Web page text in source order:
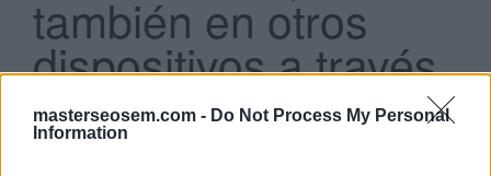
masterseosem.com - Do Not Process My Personal
Information
también en otros
dispositivos a través
de: